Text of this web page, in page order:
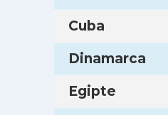
Cuba
Dinamarca
Egipte